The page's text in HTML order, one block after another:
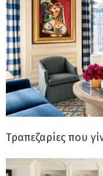
Τραπεζαρίες που